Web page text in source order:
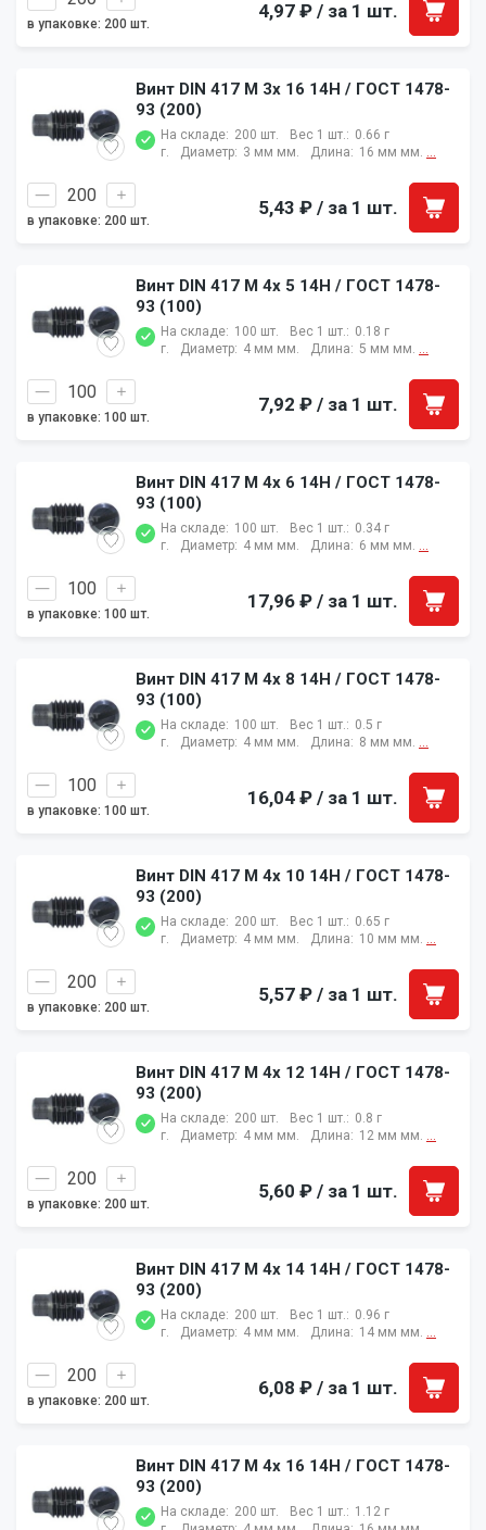
в упаковке: 200 шт.
4,97 ₽ / за 1 шт.
Винт DIN 417 M 3x 16 14H / ГОСТ 1478-
93 (200)
На складе: 200 шт. Вес 1 шт.: 0.66 г
г.
Диаметр: 3 мм мм. Длина: 16 мм мм. ...
в упаковке: 200 шт.
5,43 ₽ / за 1 шт.
Винт DIN 417 M 4x 5 14H / ГОСТ 1478-
93 (100)
На складе: 100 шт. Вес 1 шт.: 0.18 г
г.
Диаметр: 4 мм мм. Длина: 5 мм мм. ...
в упаковке: 100 шт.
7,92 ₽ / за 1 шт.
Винт DIN 417 M 4x 6 14H / ГОСТ 1478-
93 (100)
На складе: 100 шт. Вес 1 шт.: 0.34 г
г.
Диаметр: 4 мм мм. Длина: 6 мм мм. ...
в упаковке: 100 шт.
17,96 ₽ / за 1 шт.
Винт DIN 417 M 4x 8 14H / ГОСТ 1478-
93 (100)
На складе: 100 шт. Вес 1 шт.: 0.5 г
г.
Диаметр: 4 мм мм. Длина: 8 мм мм. ...
в упаковке: 100 шт.
16,04 ₽ / за 1 шт.
Винт DIN 417 M 4x 10 14H / ГОСТ 1478-
93 (200)
На складе: 200 шт. Вес 1 шт.: 0.65 г
г.
Диаметр: 4 мм мм. Длина: 10 мм мм. ...
в упаковке: 200 шт.
5,57 ₽ / за 1 шт.
Винт DIN 417 M 4x 12 14H / ГОСТ 1478-
93 (200)
На складе: 200 шт. Вес 1 шт.: 0.8 г
г.
Диаметр: 4 мм мм. Длина: 12 мм мм. ...
в упаковке: 200 шт.
5,60 ₽ / за 1 шт.
Винт DIN 417 M 4x 14 14H / ГОСТ 1478-
93 (200)
На складе: 200 шт. Вес 1 шт.: 0.96 г
г.
Диаметр: 4 мм мм. Длина: 14 мм мм. ...
в упаковке: 200 шт.
6,08 ₽ / за 1 шт.
Винт DIN 417 M 4x 16 14H / ГОСТ 1478-
93 (200)
На складе: 200 шт. Вес 1 шт.: 1.12 г